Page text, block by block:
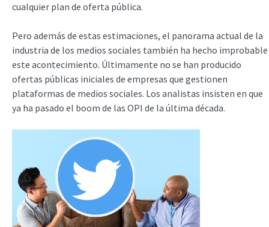
cualquier plan de oferta pública.
Pero además de estas estimaciones, el panorama actual de la
industria de los medios sociales también ha hecho improbable
este acontecimiento. Últimamente no se han producido
ofertas públicas iniciales de empresas que gestionen
plataformas de medios sociales. Los analistas insisten en que
ya ha pasado el boom de las OPI de la última década.